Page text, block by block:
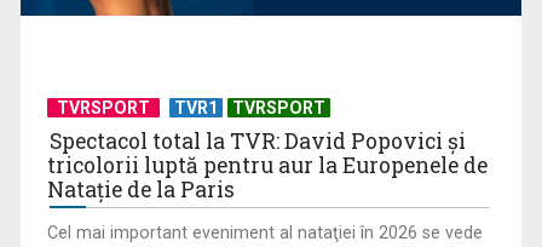
TVRSPORT TVR1 TVRSPORT
Spectacol total la TVR: David Popovici și
tricolorii luptă pentru aur la Europenele de
Natație de la Paris
Cel mai important eveniment al nataţiei în 2026 se vede